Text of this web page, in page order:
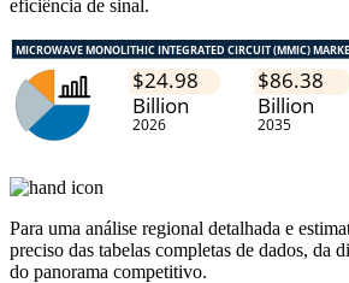
eficiência de sinal.
Para uma análise regional detalhada e
preciso das tabelas completas de dados, da
do panorama competitivo.